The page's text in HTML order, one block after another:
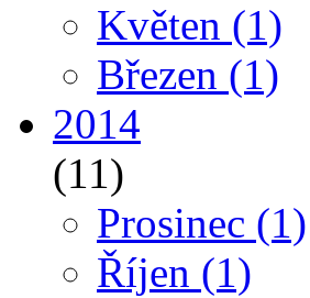
Květen (1)
Březen (1)
2014
(11)
Prosinec (1)
Říjen (1)